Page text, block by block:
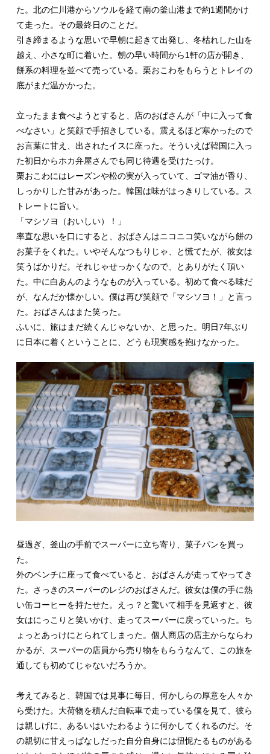
た。北の仁川港からソウルを経て南の釜山港まで約1週間かけ
て走った。その最終日のことだ。
引き締まるような思いで早朝に起きて出発し、冬枯れした山を
越え、小さな町に着いた。朝の早い時間から1軒の店が開き、
餅系の料理を並べて売っている。栗おこわをもらうとトレイの
底がまだ温かかった。
立ったまま食べようとすると、店のおばさんが「中に入って食
べなさい」と笑顔で手招きしている。震えるほど寒かったので
お言葉に甘え、出されたイスに座った。そういえば韓国に入っ
た初日からホカ弁屋さんでも同じ待遇を受けたっけ。
栗おこわにはレーズンや松の実が入っていて、ゴマ油が香り、
しっかりした甘みがあった。韓国は味がはっきりしている。ス
トレートに旨い。
「マシソヨ（おいしい）！」
率直な思いを口にすると、おばさんはニコニコ笑いながら餅の
お菓子をくれた。いやそんなつもりじゃ、と慌てたが、彼女は
笑うばかりだ。それじゃせっかくなので、とありがたく頂い
た。中に白あんのようなものが入っている。初めて食べる味だ
が、なんだか懐かしい。僕は再び笑顔で「マシソヨ！」と言っ
た。おばさんはまた笑った。
ふいに、旅はまだ続くんじゃないか、と思った。明日7年ぶり
に日本に着くということに、どうも現実感を抱けなかった。
昼過ぎ、釜山の手前でスーパーに立ち寄り、菓子パンを買っ
た。
外のベンチに座って食べていると、おばさんが走ってやってき
た。さっきのスーパーのレジのおばさんだ。彼女は僕の手に熱
い缶コーヒーを持たせた。えっ？と驚いて相手を見返すと、彼
女はにっこりと笑いかけ、走ってスーパーに戻っていった。ち
ょっとあっけにとられてしまった。個人商店の店主からならわ
かるが、スーパーの店員から売り物をもらうなんて、この旅を
通しても初めてじゃないだろうか。
考えてみると、韓国では見事に毎日、何かしらの厚意を人々か
ら受けた。大荷物を積んだ自転車で走っている僕を見て、彼ら
は親しげに、あるいはいたわるように何かしてくれるのだ。そ
の親切に甘えっぱなしだった自分自身には忸怩たるものがある